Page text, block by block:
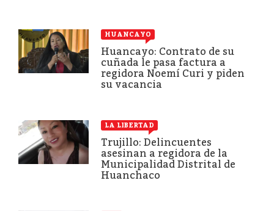
HUANCAYO
Huancayo: Contrato de su
cuñada le pasa factura a
regidora Noemí Curi y piden
su vacancia
LA LIBERTAD
Trujillo: Delincuentes
asesinan a regidora de la
Municipalidad Distrital de
Huanchaco